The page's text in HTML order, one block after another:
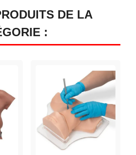
DE LA
: